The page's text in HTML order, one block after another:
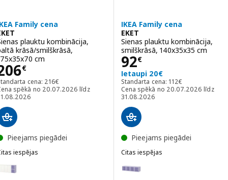
Family cena
plauktu kombinācija,
krāsā/smilškrāsā,
cm
€ 206€
cena: 216€
Standarta cena: 216€
spēkā no 20.07.2026 līdz
Pieejams piegādei
iespējas
EKET, Sienas plauktu kombinācija, baltā krāsā/gaiši violetā
IKEA Family cena
EKET
Sienas plauktu kombinācija,
smilškrāsā, 140x35x35 cm
92€
Cena 92€
Ietaupi 20€
Standarta cena: 112€
Standarta cena:
Cena spēkā no 20.07.2026 līdz
31.08.2026
Pieejams piegādei
Citas iespējas
Variants: EKET, Sienas plauktu